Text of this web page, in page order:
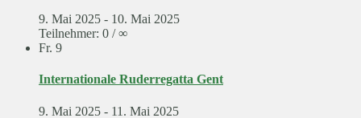
9. Mai 2025 - 10. Mai 2025
Teilnehmer: 0 / ∞
Fr. 9
Internationale Ruderregatta Gent
9. Mai 2025 - 11. Mai 2025